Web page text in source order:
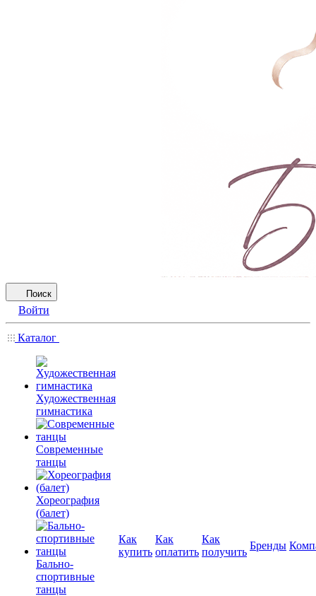
Поиск
Войти
Каталог
Художественная
гимнастика
Современные
танцы
Хореография
(балет)
Бально-
спортивные
танцы
Как
купить
Как
оплатить
Как
получить
Бренды